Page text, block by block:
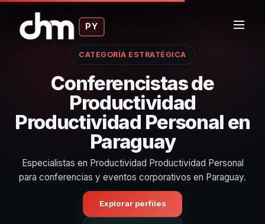
PY
CATEGORÍA ESTRATÉGICA
Conferencistas de
Productividad
Productividad Personal en
Paraguay
Especialistas en Productividad Productividad Personal
para conferencias y eventos corporativos en Paraguay.
Explorar perfiles